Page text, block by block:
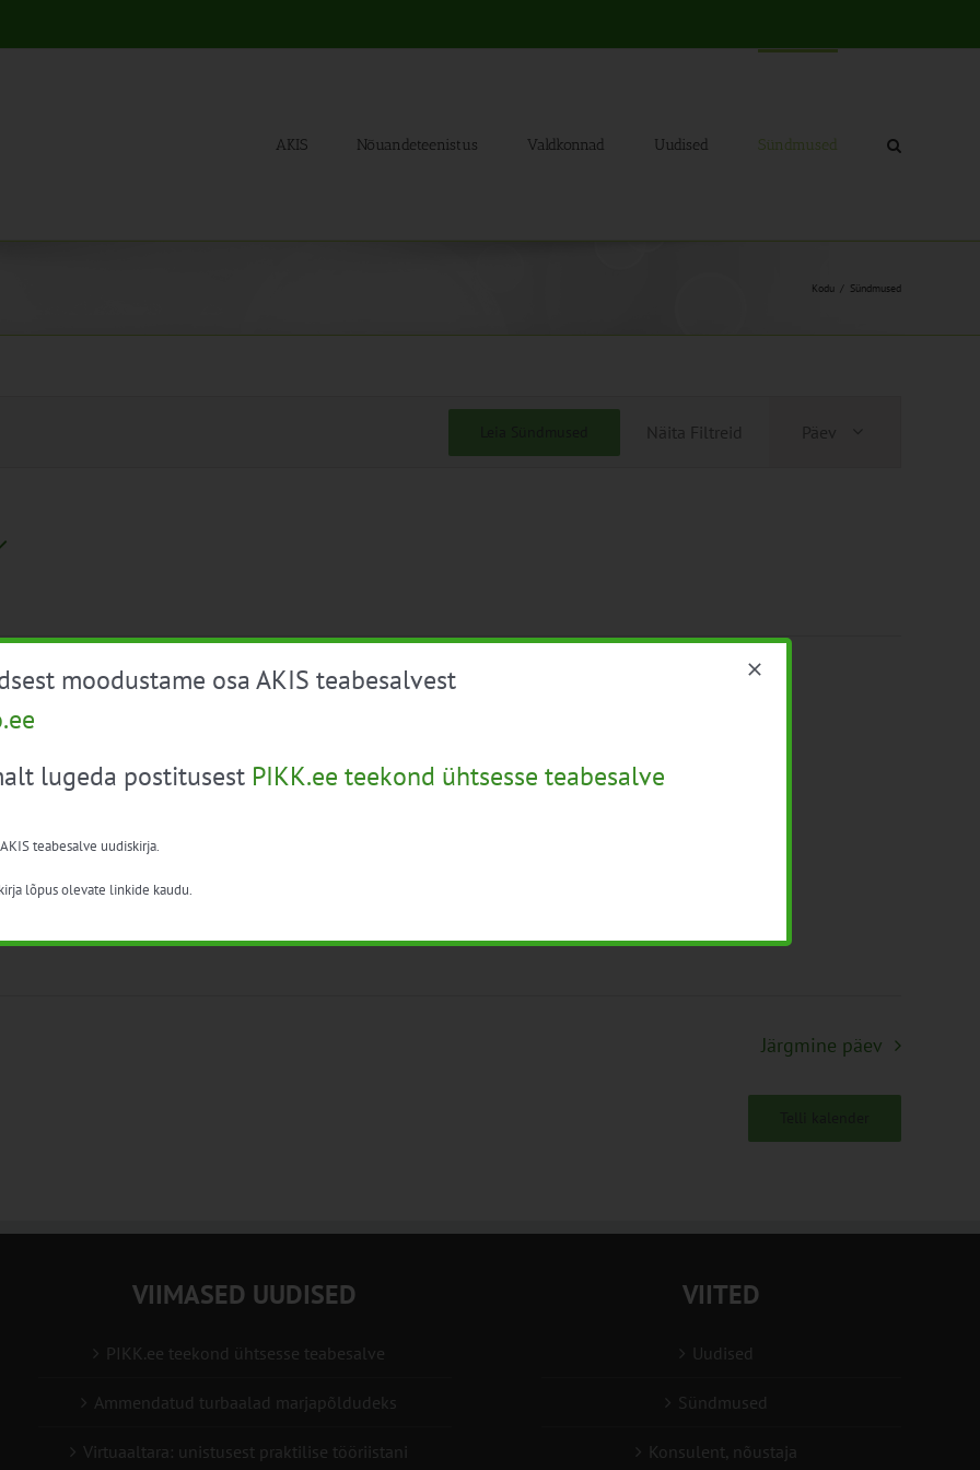
AKIS Nõuandeteenistus Valdkonnad Uudised Sündmused
Kodu Sündmused
Näita Filtreid
Views
Päev
Järgmine päev
VIIMASED UUDISED
PIKK.ee teekond ühtsesse teabesalve
Ammendatud turbaalad marjapõldudeks
Virtuaaltara: unistusest praktilise tööriistani
VIITED
Uudised
Sündmused
Konsulent, nõustaja
moodustame osa AKIS teabesalvest
lugeda postitusest PIKK.ee teekond ühtsesse teabesalve
teabesalve uudiskirja.
lõpus olevate linkide kaudu.